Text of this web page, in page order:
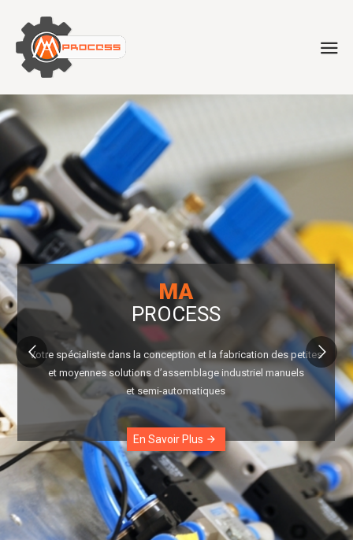
MA
PROCESS
Votre spécialiste dans la conception et la fabrication des petites
et moyennes solutions d’assemblage industriel manuels
et semi-automatiques
En Savoir Plus arrow_forward